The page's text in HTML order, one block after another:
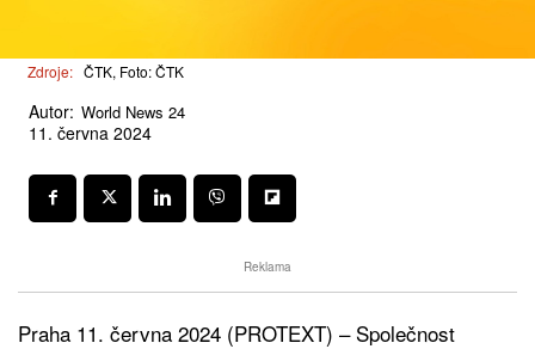
Zdroje: ČTK, Foto: ČTK
Autor: World News 24
11. června 2024
Reklama
Praha 11. června 2024 (PROTEXT) – Společnost